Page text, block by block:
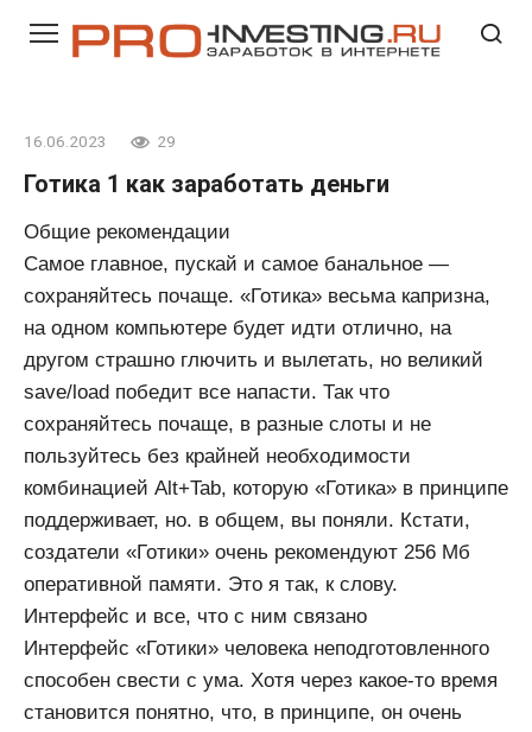
16.06.2023 29
Готика 1 как заработать деньги
Общие рекомендации
Самое главное, пускай и самое банальное —
сохраняйтесь почаще. «Готика» весьма капризна,
на одном компьютере будет идти отлично, на
другом страшно глючить и вылетать, но великий
save/load победит все напасти. Так что
сохраняйтесь почаще, в разные слоты и не
пользуйтесь без крайней необходимости
комбинацией Alt+Tab, которую «Готика» в принципе
поддерживает, но. в общем, вы поняли. Кстати,
создатели «Готики» очень рекомендуют 256 Мб
оперативной памяти. Это я так, к слову.
Интерфейс и все, что с ним связано
Интерфейс «Готики» человека неподготовленного
способен свести с ума. Хотя через какое-то время
становится понятно, что, в принципе, он очень